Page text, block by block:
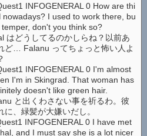
INFOGENERAL 0 How are thi
nowadays? I used to work there, bu
don't you think so?
はどうしてるのかしらね？以前あ
ど… Falanu ってちょっと怖い人よ
INFOGENERAL 0 I'm almost
I'm in Skingrad. That woman has
doesn't like green hair.
と出くわさない事を祈るわ。彼
、緑髪が大嫌いだし。
INFOGENERAL 0 I have met
and I must say she is a lot nicer